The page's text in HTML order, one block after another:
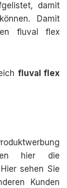
damit
Damit
fluval flex
fluval flex
hier die
sehen Sie
Kunden